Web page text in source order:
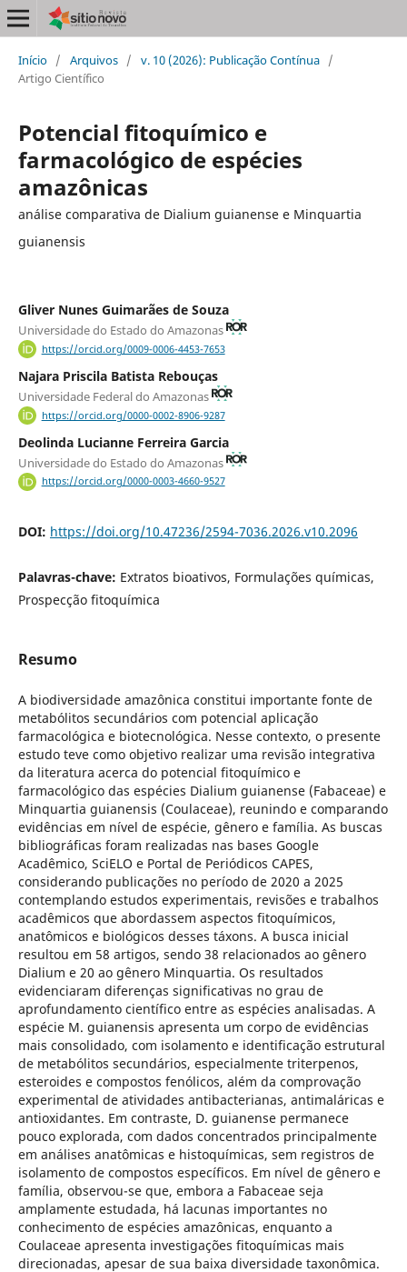
Início / Arquivos / v. 10 (2026): Publicação Contínua /
Artigo Científico
Potencial fitoquímico e
farmacológico de espécies
amazônicas
análise comparativa de Dialium guianense e Minquartia
guianensis
Gliver Nunes Guimarães de Souza
Universidade do Estado do Amazonas
https://orcid.org/0009-0006-4453-7653
Najara Priscila Batista Rebouças
Universidade Federal do Amazonas
https://orcid.org/0000-0002-8906-9287
Deolinda Lucianne Ferreira Garcia
Universidade do Estado do Amazonas
https://orcid.org/0000-0003-4660-9527
DOI: https://doi.org/10.47236/2594-7036.2026.v10.2096
Palavras-chave: Extratos bioativos, Formulações químicas,
Prospecção fitoquímica
Resumo
A biodiversidade amazônica constitui importante fonte de
metabólitos secundários com potencial aplicação
farmacológica e biotecnológica. Nesse contexto, o presente
estudo teve como objetivo realizar uma revisão integrativa
da literatura acerca do potencial fitoquímico e
farmacológico das espécies Dialium guianense (Fabaceae) e
Minquartia guianensis (Coulaceae), reunindo e comparando
evidências em nível de espécie, gênero e família. As buscas
bibliográficas foram realizadas nas bases Google
Acadêmico, SciELO e Portal de Periódicos CAPES,
considerando publicações no período de 2020 a 2025
contemplando estudos experimentais, revisões e trabalhos
acadêmicos que abordassem aspectos fitoquímicos,
anatômicos e biológicos desses táxons. A busca inicial
resultou em 58 artigos, sendo 38 relacionados ao gênero
Dialium e 20 ao gênero Minquartia. Os resultados
evidenciaram diferenças significativas no grau de
aprofundamento científico entre as espécies analisadas. A
espécie M. guianensis apresenta um corpo de evidências
mais consolidado, com isolamento e identificação estrutural
de metabólitos secundários, especialmente triterpenos,
esteroides e compostos fenólicos, além da comprovação
experimental de atividades antibacterianas, antimaláricas e
antioxidantes. Em contraste, D. guianense permanece
pouco explorada, com dados concentrados principalmente
em análises anatômicas e histoquímicas, sem registros de
isolamento de compostos específicos. Em nível de gênero e
família, observou-se que, embora a Fabaceae seja
amplamente estudada, há lacunas importantes no
conhecimento de espécies amazônicas, enquanto a
Coulaceae apresenta investigações fitoquímicas mais
direcionadas, apesar de sua baixa diversidade taxonômica.